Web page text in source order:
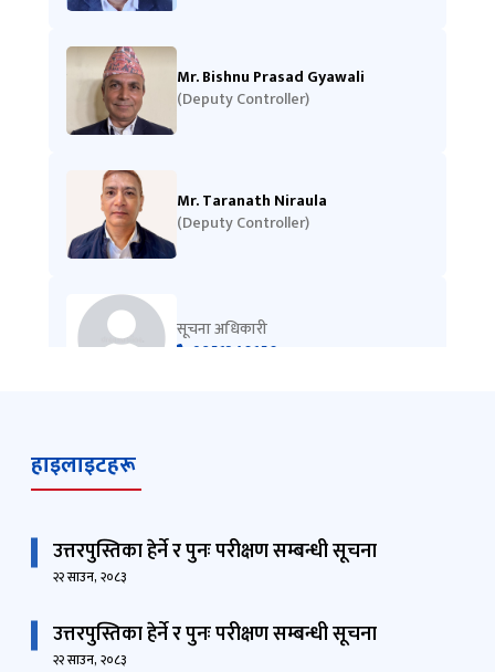
Mr. Bishnu Prasad Gyawali
(Deputy Controller)
Mr. Taranath Niraula
(Deputy Controller)
सूचना अधिकारी
9851340150
हाइलाइटहरू
उत्तरपुस्तिका हेर्ने र पुनः परीक्षण सम्बन्धी सूचना
२२ साउन, २०८३
उत्तरपुस्तिका हेर्ने र पुनः परीक्षण सम्बन्धी सूचना
२२ साउन, २०८३